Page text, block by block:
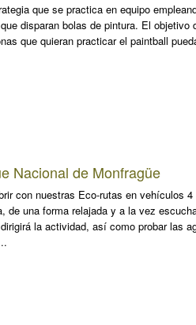
que se practica en equipo
disparan bolas de pintura. El objetivo
que quieran practicar el paintball
Nacional de Monfragüe
con nuestras Eco-rutas en vehículos
de una forma relajada y a la vez
la actividad, así como probar las